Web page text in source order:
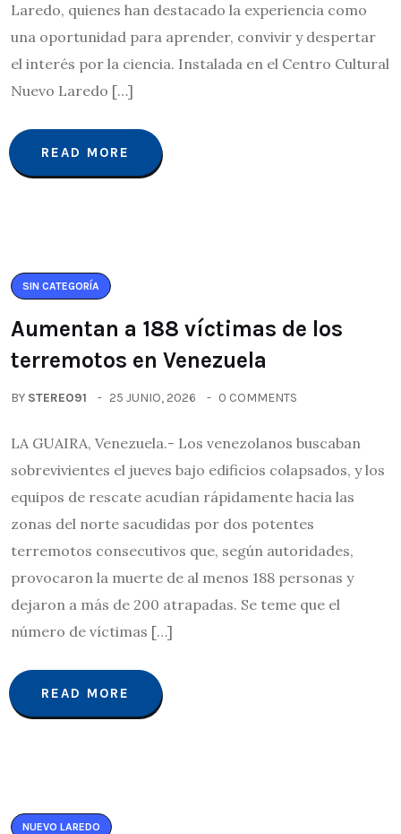
Laredo, quienes han destacado la experiencia como
una oportunidad para aprender, convivir y despertar
el interés por la ciencia. Instalada en el Centro Cultural
Nuevo Laredo […]
READ MORE
SIN CATEGORÍA
Aumentan a 188 víctimas de los
terremotos en Venezuela
BY STEREO91 25 JUNIO, 2026 0 COMMENTS
LA GUAIRA, Venezuela.- Los venezolanos buscaban
sobrevivientes el jueves bajo edificios colapsados, y los
equipos de rescate acudían rápidamente hacia las
zonas del norte sacudidas por dos potentes
terremotos consecutivos que, según autoridades,
provocaron la muerte de al menos 188 personas y
dejaron a más de 200 atrapadas. Se teme que el
número de víctimas […]
READ MORE
NUEVO LAREDO